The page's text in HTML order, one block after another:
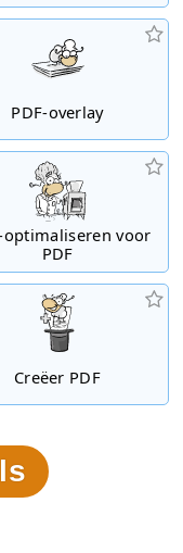
PDF-overlay
optimaliseren voor
PDF
Creëer PDF